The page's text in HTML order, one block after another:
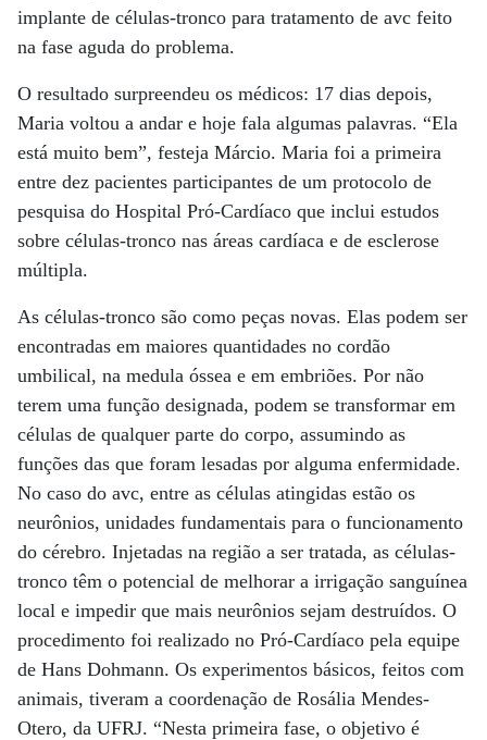
implante de células-tronco para tratamento de avc feito
na fase aguda do problema.
O resultado surpreendeu os médicos: 17 dias depois,
Maria voltou a andar e hoje fala algumas palavras. “Ela
está muito bem”, festeja Márcio. Maria foi a primeira
entre dez pacientes participantes de um protocolo de
pesquisa do Hospital Pró-Cardíaco que inclui estudos
sobre células-tronco nas áreas cardíaca e de esclerose
múltipla.
As células-tronco são como peças novas. Elas podem ser
encontradas em maiores quantidades no cordão
umbilical, na medula óssea e em embriões. Por não
terem uma função designada, podem se transformar em
células de qualquer parte do corpo, assumindo as
funções das que foram lesadas por alguma enfermidade.
No caso do avc, entre as células atingidas estão os
neurônios, unidades fundamentais para o funcionamento
do cérebro. Injetadas na região a ser tratada, as células-
tronco têm o potencial de melhorar a irrigação sanguínea
local e impedir que mais neurônios sejam destruídos. O
procedimento foi realizado no Pró-Cardíaco pela equipe
de Hans Dohmann. Os experimentos básicos, feitos com
animais, tiveram a coordenação de Rosália Mendes-
Otero, da UFRJ. “Nesta primeira fase, o objetivo é